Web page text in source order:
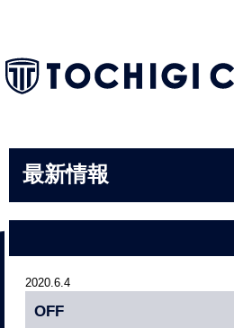
最新情報
2020.6.4
OFF